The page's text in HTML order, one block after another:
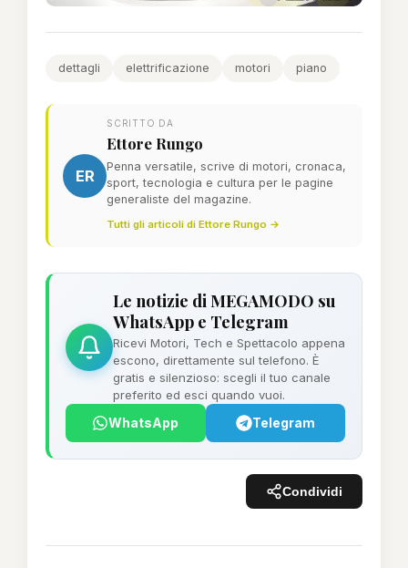
dettagli elettrificazione motori piano
ER
SCRITTO DA
Ettore Rungo
Penna versatile, scrive di motori, cronaca,
sport, tecnologia e cultura per le pagine
generaliste del magazine.
Tutti gli articoli di Ettore Rungo →
Le notizie di MEGAMODO su
WhatsApp e Telegram
Ricevi Motori, Tech e Spettacolo appena
escono, direttamente sul telefono. È
gratis e silenzioso: scegli il tuo canale
preferito ed esci quando vuoi.
WhatsApp Telegram
Condividi